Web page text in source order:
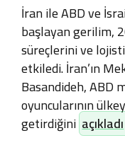
İran ile ABD ve
başlayan gerilim,
süreçlerini ve
etkiledi.İran’ın
Basandideh, ABD
oyuncularının
getirdiğini açıkladı